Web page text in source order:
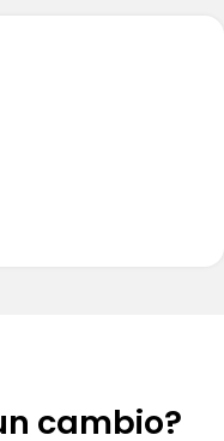
cambio?